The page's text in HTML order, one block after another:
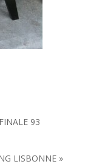
93
LISBONNE »